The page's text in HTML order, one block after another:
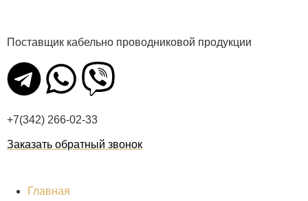
Поставщик кабельно проводниковой продукции
+7(342) 266-02-33
Заказать обратный звонок
Главная